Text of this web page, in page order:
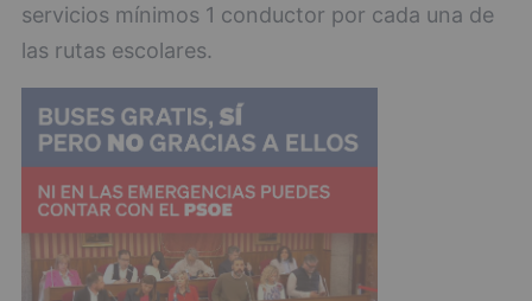
servicios mínimos 1 conductor por cada una de
las rutas escolares.